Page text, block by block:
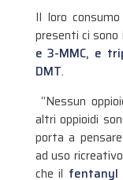
Il loro
presenti ci
e 3-MMC, e
DMT.
“Nessun
altri oppioidi
porta a
ad uso
che il fentanyl